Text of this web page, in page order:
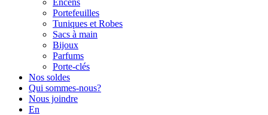
Encens
Portefeuilles
Tuniques et Robes
Sacs à main
Bijoux
Parfums
Porte-clés
Nos soldes
Qui sommes-nous?
Nous joindre
En